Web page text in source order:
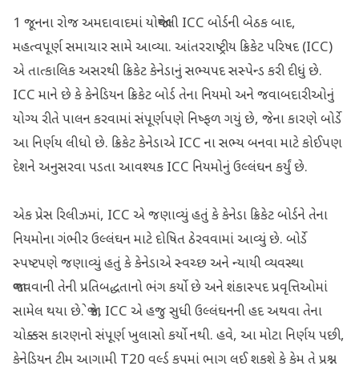
1 જૂનના રોજ અમદાવાદમાં યોજાયેલી ICC બોર્ડની બેઠક બાદ,
મહત્વપૂર્ણ સમાચાર સામે આવ્યા. આંતરરાષ્ટ્રીય ક્રિકેટ પરિષદ (ICC)
એ તાત્કાલિક અસરથી ક્રિકેટ કેનેડાનું સભ્યપદ સસ્પેન્ડ કરી દીધું છે.
ICC માને છે કે કેનેડિયન ક્રિકેટ બોર્ડ તેના નિયમો અને જવાબદારીઓનું
યોગ્ય રીતે પાલન કરવામાં સંપૂર્ણપણે નિષ્ફળ ગયું છે, જેના કારણે બોર્ડે
આ નિર્ણય લીધો છે. ક્રિકેટ કેનેડાએ ICC ના સભ્ય બનવા માટે કોઈપણ
દેશને અનુસરવા પડતા આવશ્યક ICC નિયમોનું ઉલ્લંઘન કર્યું છે.
એક પ્રેસ રિલીઝમાં, ICC એ જણાવ્યું હતું કે કેનેડા ક્રિકેટ બોર્ડને તેના
નિયમોના ગંભીર ઉલ્લંઘન માટે દોષિત ઠેરવવામાં આવ્યું છે. બોર્ડે
સ્પષ્ટપણે જણાવ્યું હતું કે કેનેડાએ સ્વચ્છ અને ન્યાયી વ્યવસ્થા
જાળવવાની તેની પ્રતિબદ્ધતાનો ભંગ કર્યો છે અને શંકાસ્પદ પ્રવૃત્તિઓમાં
સામેલ થયા છે. જો કે, ICC એ હજુ સુધી ઉલ્લંઘનની હદ અથવા તેના
ચોક્કસ કારણનો સંપૂર્ણ ખુલાસો કર્યો નથી. હવે, આ મોટા નિર્ણય પછી,
કેનેડિયન ટીમ આગામી T20 વર્લ્ડ કપમાં ભાગ લઈ શકશે કે કેમ તે પ્રશ્ન